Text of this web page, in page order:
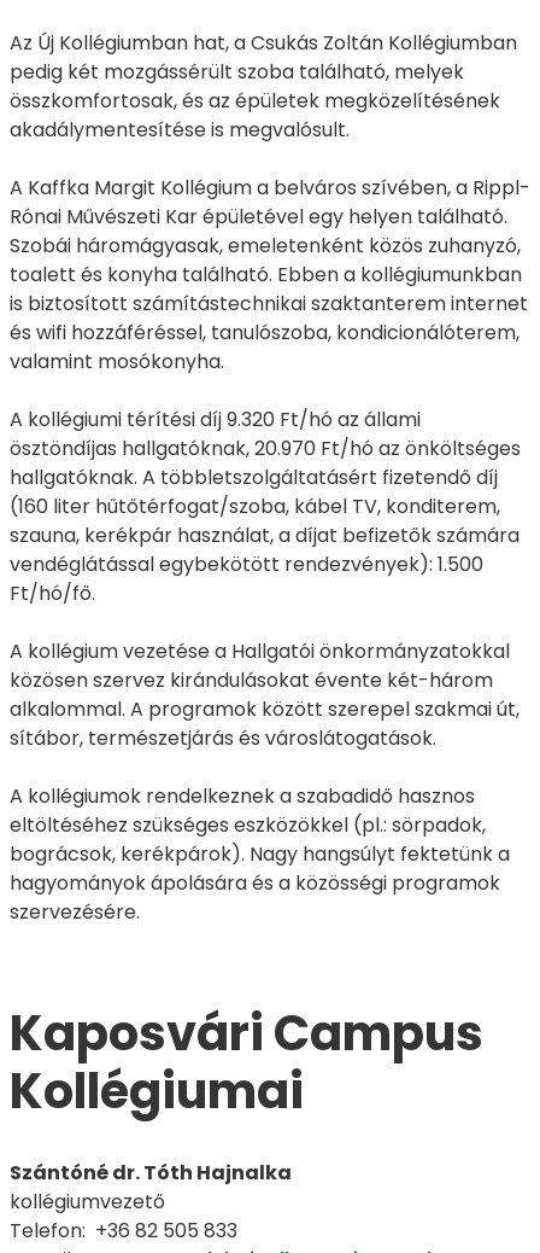
Az Új Kollégiumban hat, a Csukás Zoltán Kollégiumban
pedig két mozgássérült szoba található, melyek
összkomfortosak, és az épületek megközelítésének
akadálymentesítése is megvalósult.
A Kaffka Margit Kollégium a belváros szívében, a Rippl-
Rónai Művészeti Kar épületével egy helyen található.
Szobái háromágyasak, emeletenként közös zuhanyzó,
toalett és konyha található. Ebben a kollégiumunkban
is biztosított számítástechnikai szaktanterem internet
és wifi hozzáféréssel, tanulószoba, kondicionálóterem,
valamint mosókonyha.
A kollégiumi térítési díj 9.320 Ft/hó az állami
ösztöndíjas hallgatóknak, 20.970 Ft/hó az önköltséges
hallgatóknak. A többletszolgáltatásért fizetendő díj
(160 liter hűtőtérfogat/szoba, kábel TV, konditerem,
szauna, kerékpár használat, a díjat befizetők számára
vendéglátással egybekötött rendezvények): 1.500
Ft/hó/fő.
A kollégium vezetése a Hallgatói önkormányzatokkal
közösen szervez kirándulásokat évente két-három
alkalommal. A programok között szerepel szakmai út,
sítábor, természetjárás és városlátogatások.
A kollégiumok rendelkeznek a szabadidő hasznos
eltöltéséhez szükséges eszközökkel (pl.: sörpadok,
bográcsok, kerékpárok). Nagy hangsúlyt fektetünk a
hagyományok ápolására és a közösségi programok
szervezésére.
Kaposvári Campus
Kollégiumai
Szántóné dr. Tóth Hajnalka
kollégiumvezető
Telefon: +36 82 505 833